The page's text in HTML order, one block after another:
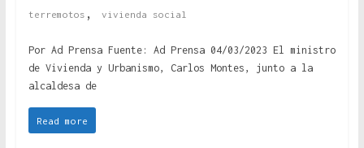
terremotos , vivienda social
Por Ad Prensa Fuente: Ad Prensa 04/03/2023 El ministro
de Vivienda y Urbanismo, Carlos Montes, junto a la
alcaldesa de
Read more